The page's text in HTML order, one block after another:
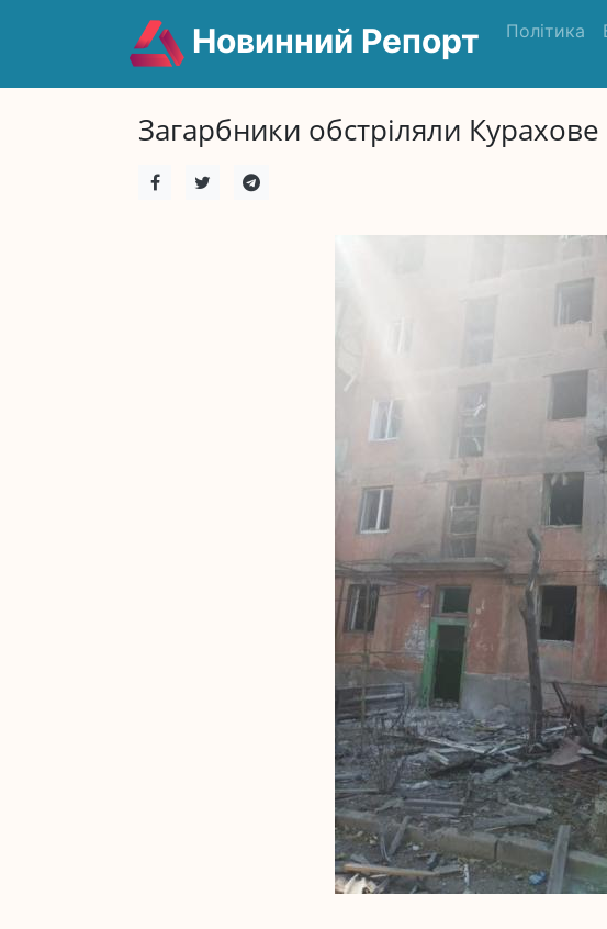
Новинний Репорт Політика
Загарбники обстріляли Курахове